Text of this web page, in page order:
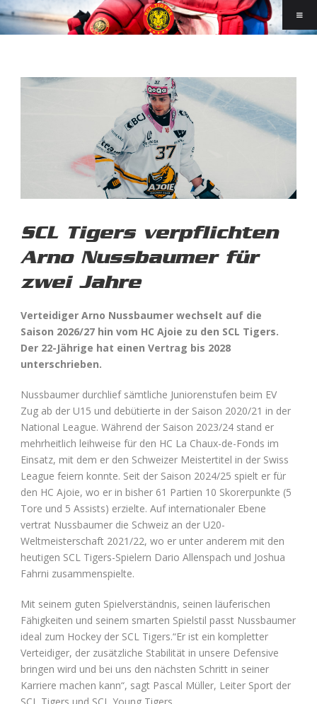
SCL Tigers verpflichten
Arno Nussbaumer für
zwei Jahre
Verteidiger Arno Nussbaumer wechselt auf die
Saison 2026/27 hin vom HC Ajoie zu den SCL Tigers.
Der 22-Jährige hat einen Vertrag bis 2028
unterschrieben.
Nussbaumer durchlief sämtliche Juniorenstufen beim EV
Zug ab der U15 und debütierte in der Saison 2020/21 in der
National League. Während der Saison 2023/24 stand er
mehrheitlich leihweise für den HC La Chaux-de-Fonds im
Einsatz, mit dem er den Schweizer Meistertitel in der Swiss
League feiern konnte. Seit der Saison 2024/25 spielt er für
den HC Ajoie, wo er in bisher 61 Partien 10 Skorerpunkte (5
Tore und 5 Assists) erzielte. Auf internationaler Ebene
vertrat Nussbaumer die Schweiz an der U20-
Weltmeisterschaft 2021/22, wo er unter anderem mit den
heutigen SCL Tigers-Spielern Dario Allenspach und Joshua
Fahrni zusammenspielte.
Mit seinem guten Spielverständnis, seinen läuferischen
Fähigkeiten und seinem smarten Spielstil passt Nussbaumer
ideal zum Hockey der SCL Tigers.“Er ist ein kompletter
Verteidiger, der zusätzliche Stabilität in unsere Defensive
bringen wird und bei uns den nächsten Schritt in seiner
Karriere machen kann“, sagt Pascal Müller, Leiter Sport der